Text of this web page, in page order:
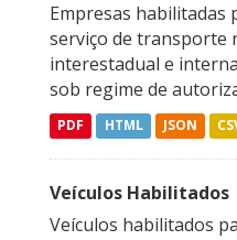
Empresas habilitadas
serviço de transporte
interestadual e
sob regime de
PDF HTML JSON
Veículos Habilitados
Veículos habilitados